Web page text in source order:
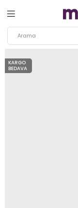
KARGO
BEDAVA